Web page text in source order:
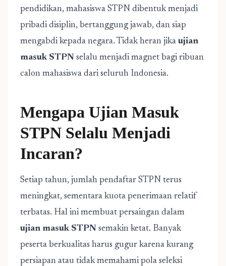
pendidikan, mahasiswa STPN dibentuk menjadi
pribadi disiplin, bertanggung jawab, dan siap
mengabdi kepada negara. Tidak heran jika ujian
masuk STPN selalu menjadi magnet bagi ribuan
calon mahasiswa dari seluruh Indonesia.
Mengapa Ujian Masuk
STPN Selalu Menjadi
Incaran?
Setiap tahun, jumlah pendaftar STPN terus
meningkat, sementara kuota penerimaan relatif
terbatas. Hal ini membuat persaingan dalam
ujian masuk STPN semakin ketat. Banyak
peserta berkualitas harus gugur karena kurang
persiapan atau tidak memahami pola seleksi